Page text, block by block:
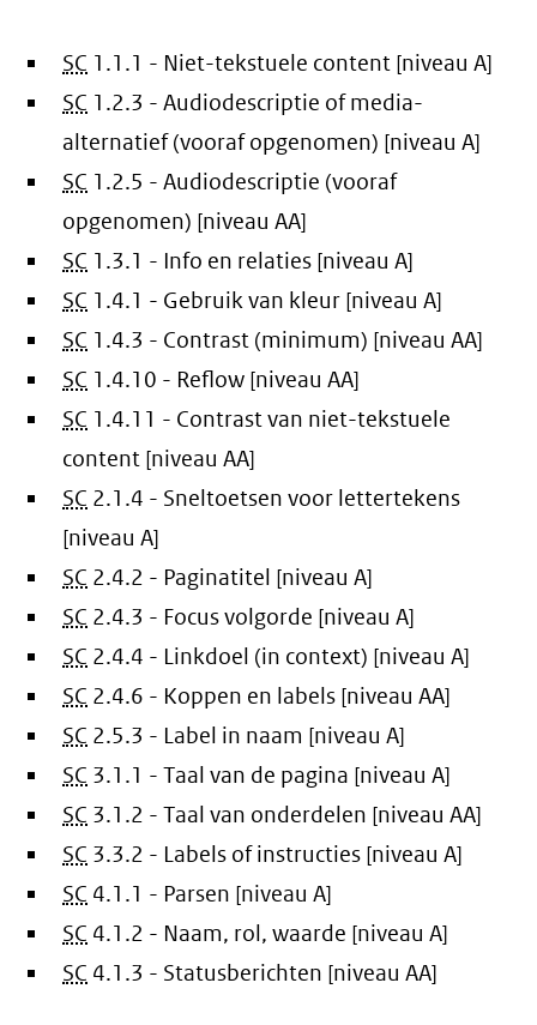
SC 1.1.1 - Niet-tekstuele content [niveau A]
SC 1.2.3 - Audiodescriptie of media-
alternatief (vooraf opgenomen) [niveau A]
SC 1.2.5 - Audiodescriptie (vooraf
opgenomen) [niveau AA]
SC 1.3.1 - Info en relaties [niveau A]
SC 1.4.1 - Gebruik van kleur [niveau A]
SC 1.4.3 - Contrast (minimum) [niveau AA]
SC 1.4.10 - Reflow [niveau AA]
SC 1.4.11 - Contrast van niet-tekstuele
content [niveau AA]
SC 2.1.4 - Sneltoetsen voor lettertekens
[niveau A]
SC 2.4.2 - Paginatitel [niveau A]
SC 2.4.3 - Focus volgorde [niveau A]
SC 2.4.4 - Linkdoel (in context) [niveau A]
SC 2.4.6 - Koppen en labels [niveau AA]
SC 2.5.3 - Label in naam [niveau A]
SC 3.1.1 - Taal van de pagina [niveau A]
SC 3.1.2 - Taal van onderdelen [niveau AA]
SC 3.3.2 - Labels of instructies [niveau A]
SC 4.1.1 - Parsen [niveau A]
SC 4.1.2 - Naam, rol, waarde [niveau A]
SC 4.1.3 - Statusberichten [niveau AA]